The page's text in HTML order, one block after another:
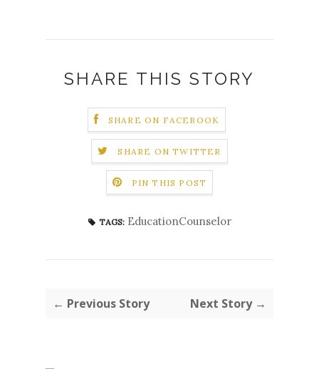
SHARE THIS STORY
SHARE ON FACEBOOK
SHARE ON TWITTER
PIN THIS POST
TAGS: EducationCounselor
← Previous Story Next Story →